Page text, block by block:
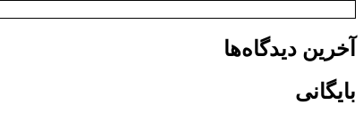
آخرین دیدگاه‌ها
بایگانی